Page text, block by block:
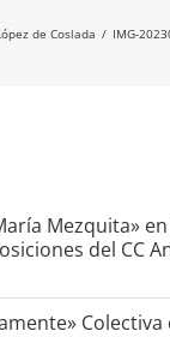
de Coslada IMG-
Mezquita»
del CC
Colectiva